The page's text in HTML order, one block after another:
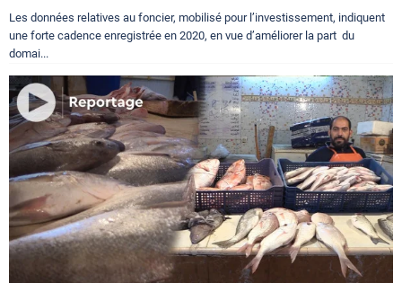
Les données relatives au foncier, mobilisé pour l’investissement, indiquent
une forte cadence enregistrée en 2020, en vue d’améliorer la part du
domai...